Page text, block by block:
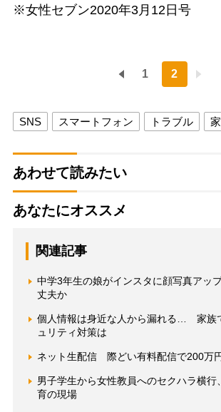
※女性セブン2020年3月12日号
1 2
SNS スマートフォン トラブル
あわせて読みたい
あなたにオススメ
関連記事
中学3年生の娘がインスタに顔写真アッ
丈夫か
個人情報は身近な人から漏れる… 家族
ュリティ対策は
ネット生配信 際どい有料配信で200万
男子学生から女性教員へのセクハラ横行
育の現場